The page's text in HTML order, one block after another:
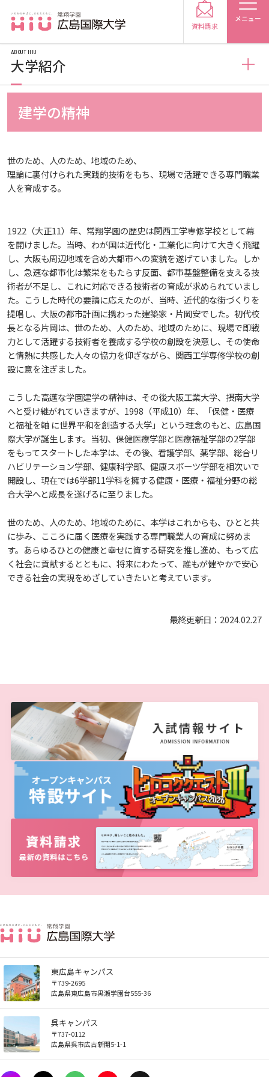
メニュー
受験生の保護者の方
在学生の方
保護者の方 採用担当の方
大学紹介
広島国際大学の概要
建学の精神
教育の特色
将来像
教育に関する基本方針
アドミッション・ポリシー
アドミッション・ポリシー（2027年度以降入学
生）
アドミッション・ポリシー（2024～2026年度入学
カリキュラム・ポリシー
カリキュラム・ポリシー（2024年度以降入学生）
カリキュラム・ポリシー（2016～2019年度保健医
療・総合リハ・医療福祉・医療経営・看護）
カリキュラム・ポリシー（2016～2019年度心理・
薬・医療栄養）
カリキュラム・ポリシー（2015年度以前入学生）
カリキュラム・ポリシー（大学院対象）
ディプロマ・ポリシー
ディプロマ・ポリシー（2015年度以前入学生）
大学院ディプロマ・ポリシー（2024年度入学生）
大学院ディプロマ・ポリシー（2021～2023年度入
学生）
大学院ディプロマ・ポリシー（2020年度以前入学
生）
大学章と大学旗
UI（ユニバーシティ・アイデンティティ）
大学歌
学園・姉妹校のご案内
臨床教授制度について
情報の公表
研究者要覧
大学基礎データ
学費・入学金等費用について
学生生活支援について
就職支援について
自己点検・評価
大学機関別認証評価
薬学部薬学科の自己点検・評価について
理学療法士・作業療法士教員資格及び教育内容等の
自己評価書
大学院実践臨床心理学専攻 自己点検・評価報告書
文部科学省への設置認可・届出書類・履行状況報
告書
高等教育の修学支援新制度
ガバナンス・コード
受講生授業アンケート結果
規定・教育課程・シラバス
広島国際大学施設等貸与内規
別表第1・第2 様式第1・第2
広島国際大学倫理委員会規定
施設案内
施設紹介
東広島・呉キャンパス施設 名称・愛称
施設を動画で紹介
キャンパスの歴史を振り返る
東広島キャンパス
呉キャンパス
基盤教育センター
基盤教育センターでの教育活動・概要
講座のご案内
広国ドリル
入学予定者へのお知らせ
合格者の方へのメッセージ
入学準備学習プログラム
情報端末の必携化について
感染予防にかかる抗体価検査について
ビジュランクラウド
専門職連携教育センター
広国IPEとは
広国IPEの授業について
広国IPE用語集
情報メディアラーニングセンター
情報端末の必携化について
ICTサポート
図書館概要
利用案内
利用案内（学外利用者）
電子ブック・電子ジャーナルなど
電子ブックをさがす
電子ジャーナルをさがす
情報センター
学内ネットワークの概要
東広島キャンパス
呉キャンパス
学内向け専用ページ
広国ポータルサイト
ラーニング・コモンズ
トレーニングルーム
大学広報
プレスリリース
メディア掲載情報
SNS公式アカウント
ハラスメントについて
SDGsについて
入試情報
入試最新情報
職の種BOOK
資料請求
窓口での資料受取りについて
関連情報
交通アクセス
学園・姉妹校のご案内
お問い合わせ
学部
総合リハビリテーション学部
健康スポーツ学部
健康科学部
看護学部
薬学部
医療科学研究科
保健医療学専攻
リハビリテーション学専攻
健康科学研究科
医療福祉学専攻
医療経営学専攻
心理学専攻
看護学研究科
看護学専攻
薬学研究科
助産学専攻科
就職・キャリア支援
就職支援
就業力育成プログラム
エクステンション講座
開講講座
就職データ
産官学連携
研究連携相談
研究者要覧
研究者情報（学会賞・研究者インタビュー）
研究倫理
連携・協定について
研究情報の公開について（オプトアウト）
地域連携
公開講座
公開講座
高大連携
子ども向け体験講座 過去の開講コース
科目等履修生制度
広島国際大学Town＆Gownoffice東広島
健幸ステーション
広国市民大学
広国市民大学とは
広国市民大学（市民カレッジ）学生募集
広国市民大学 過去の開講コース
しあわせ健康センター
大学見学・体験をご希望の方（一般の団体様）
国際交流
国際化ビジョン
学生短期海外研修
海外専門研修
国際交流イベント
アジア介護・福祉教育研修センター
資料請求
建学の精神
世のため、人のため、地域のため、
理論に裏付けられた実践的技術をもち、現場で活躍できる専門職業
人を育成する。
1922（大正11）年、常翔学園の歴史は関西工学専修学校として幕
を開けました。当時、わが国は近代化・工業化に向けて大きく飛躍
し、大阪も周辺地域を含め大都市への変貌を遂げていました。しか
し、急速な都市化は繁栄をもたらす反面、都市基盤整備を支える技
術者が不足し、これに対応できる技術者の育成が求められていまし
た。こうした時代の要請に応えたのが、当時、近代的な街づくりを
提唱し、大阪の都市計画に携わった建築家・片岡安でした。初代校
長となる片岡は、世のため、人のため、地域のために、現場で即戦
力として活躍する技術者を養成する学校の創設を決意し、その使命
と情熱に共感した人々の協力を仰ぎながら、関西工学専修学校の創
設に意を注ぎました。
こうした高邁な学園建学の精神は、その後大阪工業大学、摂南大学
へと受け継がれていきますが、1998（平成10）年、「保健・医療
と福祉を軸 に世界平和を創造する大学」という理念のもと、広島国
際大学が誕生します。当初、保健医療学部と医療福祉学部の2学部
をもってスタートした本学は、その後、看護学部、薬学部、総合リ
ハビリテーション学部、健康科学部、健康スポーツ学部を相次いで
開設し、現在では6学部11学科を擁する健康・医療・福祉分野の総
合大学へと成長を遂げるに至りました。
世のため、人のため、地域のために、本学はこれからも、ひとと共
に歩み、こころに届く医療を実践する専門職業人の育成に努めま
す。あらゆるひとの健康と幸せに資する研究を推し進め、もって広
く社会に貢献するとともに、将来にわたって、誰もが健やかで安心
できる社会の実現をめざしていきたいと考えています。
最終更新日：2024.02.27
ABOUT HIU
大学紹介
大学紹介
建学の精神
将来像
教育に関する基本方針
アドミッション・ポリシー
アドミッション・ポリシー（2027年度以降入学
アドミッション・ポリシー（2024～2026年度入学
生）
カリキュラム・ポリシー
カリキュラム・ポリシー（2024年度以降入学生）
カリキュラム・ポリシー（2023年度入学生）
カリキュラム・ポリシー（2020～2022年度入学
生）
カリキュラム・ポリシー（2016～2019年度保健医
療・総合リハ・医療福祉・医療経営・看護）
ディプロマ・ポリシー
ディプロマ・ポリシー（2024年度入学生）
ディプロマ・ポリシー（2020～2023年度入学生）
ディプロマ・ポリシー（2016～2019年度入学生）
ディプロマ・ポリシー（2015年度以前入学生）
大学院ディプロマ・ポリシー（2020年度以前入学
生）
沿革
学園からのメッセージ
学長メッセージ
大学章と大学旗
臨床教授制度について
情報の公表
研究者要覧
大学基礎データ
学費・入学金等費用について
学生生活支援について
就職支援について
動物実験に関する情報について
財務・事業計画等について
教職課程について
自己点検・評価
大学院実践臨床心理学専攻 自己点検・評価報告書
大学院薬学研究科 自己点検・評価報告書
卒業生・進路先 調査結果
規定・教育課程・シラバス
広島国際大学施設等貸与内規
別表第1・第2 様式第1・第2
広島国際大学倫理委員会規定
施設案内
施設紹介
東広島・呉キャンパス施設 名称・愛称
施設を動画で紹介
キャンパスの歴史を振り返る
心理臨床センター
学生寮・学生研修棟
宿泊施設
東広島キャンパス
基盤教育センター
入学予定者へのお知らせ
合格者の方へのメッセージ
入学準備学習プログラム
情報端末の必携化について
感染予防にかかる抗体価検査について
ビジュランクラウド
広国IPE用語集
ICTサポート
図書館概要
利用案内
利用案内（学外利用者）
電子ブック・電子ジャーナルなど
電子ブックをさがす
看護師・保健師国家試験対策
活動とイベント
利用講習会
学生図書委員の活動
情報センター
学内ネットワークの概要
東広島キャンパス
学内向け専用ページ
広国LMS
ラーニング・コモンズ
トレーニングルーム
大学広報
プレスリリース
メディア掲載情報
SNS公式アカウント
ハラスメントについて
SDGsについて
東広島キャンパス
〒739-2695
広島県東広島市黒瀬学園台555-36
呉キャンパス
〒737-0112
広島県呉市広古新開5-1-1